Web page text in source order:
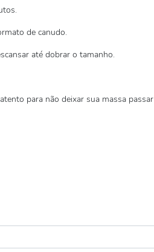
de canudo.
até dobrar o tamanho.
para não deixar sua massa passar